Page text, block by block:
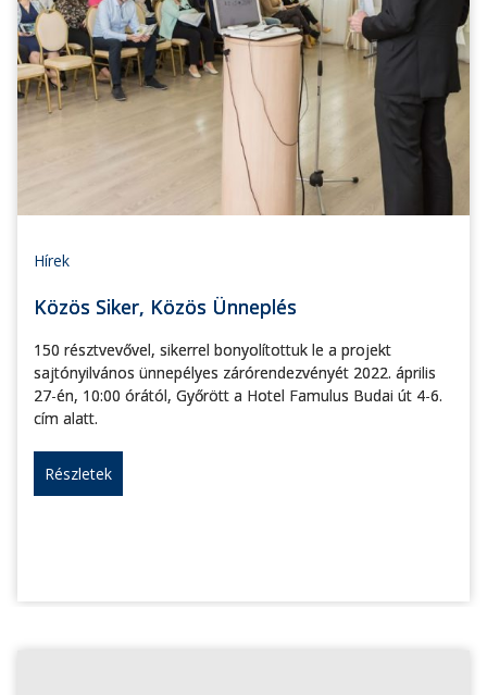
Hírek
Közös Siker, Közös Ünneplés
150 résztvevővel, sikerrel bonyolítottuk le a projekt
sajtónyilvános ünnepélyes zárórendezvényét 2022. április
27-én, 10:00 órától, Győrött a Hotel Famulus Budai út 4-6.
cím alatt.
Részletek